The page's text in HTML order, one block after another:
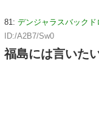
81: デンジャラスバックド
ID:/A2B7/Sw0
福島には言いた